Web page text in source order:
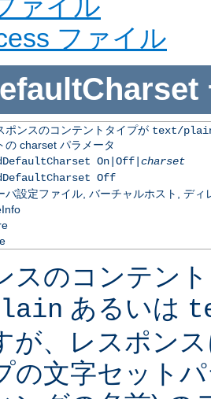
ァイル
ファイル
ポンスのコンテントタイプが text/
の charset パラメータ
On|Off| charset
Off
バ設定ファイル, バーチャルホスト, ディ
スのコンテン
あるいは
が、レスポン
の文字セット